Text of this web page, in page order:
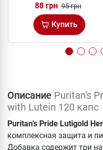
88 грн 95 грн
Купить
Описание Puritan's
with Lutein 120 капс
Puritan’s Pride Lutigold
комплексная защита и
Добавка содержит три